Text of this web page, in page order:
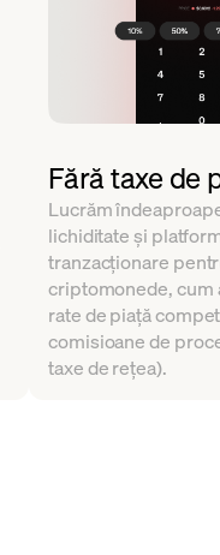
Fără taxe de
Lucrăm
lichiditate și
tranzacționare
criptomonede, cum
rate de piață
comisioane de
taxe de rețea).